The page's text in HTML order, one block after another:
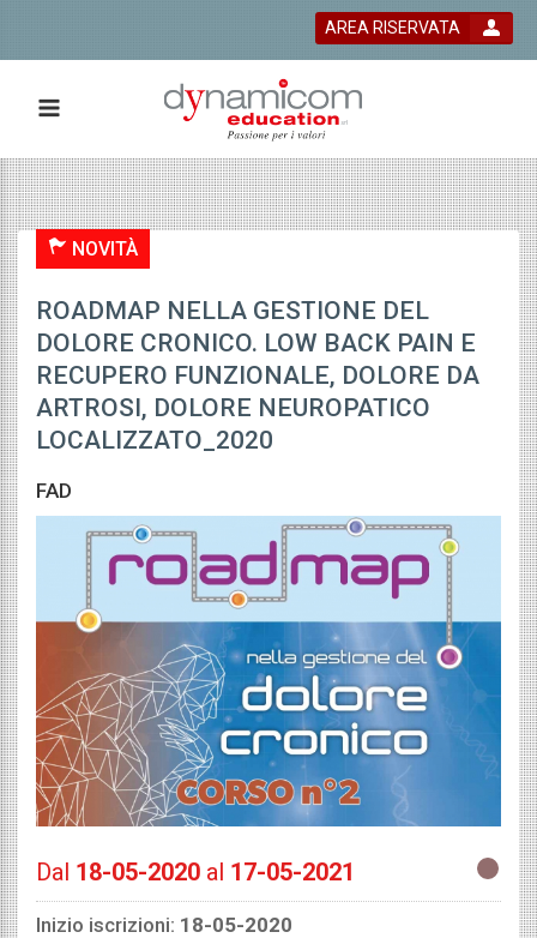
bla
AREA RISERVATA
NOVITÀ
ROADMAP NELLA GESTIONE DEL
DOLORE CRONICO. LOW BACK PAIN E
RECUPERO FUNZIONALE, DOLORE DA
ARTROSI, DOLORE NEUROPATICO
LOCALIZZATO_2020
FAD
Dal 18-05-2020 al 17-05-2021
Inizio iscrizioni: 18-05-2020